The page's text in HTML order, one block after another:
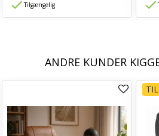
Tilgængelig
ANDRE KUNDER